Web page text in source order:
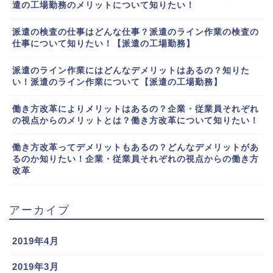
遣の工場勤務のメリットについて知りたい！
派遣の検査の仕事はどんな仕事？派遣のライン作業の検査の
仕事について知りたい！【派遣の工場勤務】
派遣のライン作業にはどんなデメリットはあるの？知りた
い！派遣のライン作業について【派遣の工場勤務】
働き方改革によりメリットはあるの？企業・従業員それぞれ
の視点からのメリットとは？働き方改革について知りたい！
働き方改革ってデメリットもあるの？どんなデメリットがあ
るのか知りたい！企業・従業員それぞれの視点からの働き方
改革
アーカイブ
2019年4月
2019年3月